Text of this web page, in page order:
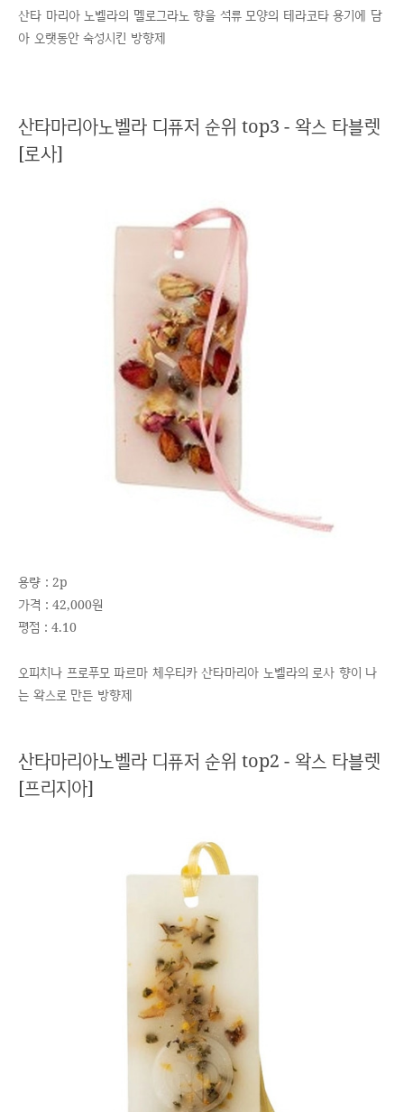
산타 마리아 노벨라의 멜로그라노 향을 석류 모양의 테라코타 용기에 담
아 오랫동안 숙성시킨 방향제
산타마리아노벨라 디퓨저 순위 top3 - 왁스 타블렛
[로사]
용량 : 2p
가격 : 42,000원
평점 : 4.10
오피치나 프로푸모 파르마 체우티카 산타마리아 노벨라의 로사 향이 나
는 왁스로 만든 방향제
산타마리아노벨라 디퓨저 순위 top2 - 왁스 타블렛
[프리지아]